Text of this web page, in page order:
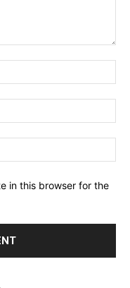
in this browser for the